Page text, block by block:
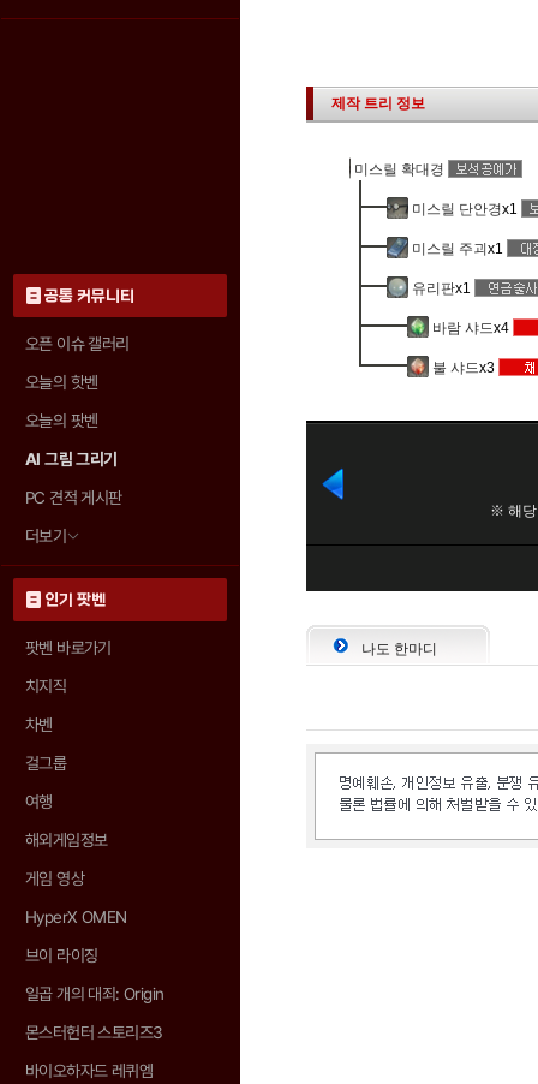
공통 커뮤니티
오픈 이슈 갤러리
오늘의 핫벤
오늘의 팟벤
AI 그림 그리기
PC 견적 게시판
더보기
인기 팟벤
팟벤 바로가기
치지직
차벤
걸그룹
여행
해외게임정보
게임 영상
HyperX OMEN
브이 라이징
일곱 개의 대죄: Origin
몬스터헌터 스토리즈3
바이오하자드 레퀴엠
제작 트리 정보
미스릴 확대경
미스릴 단안경x1
미스릴 주괴 x1
유리판x1
바람 샤드x4
불 샤드x3
나도 한마디